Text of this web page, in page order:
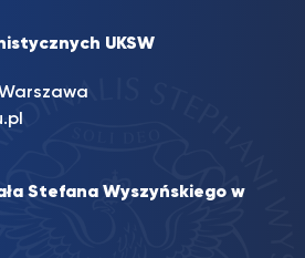
UKSW
Stefana Wyszyńskiego w